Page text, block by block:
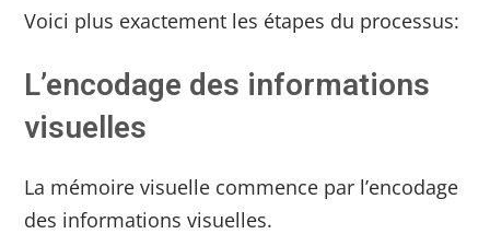
Voici plus exactement les étapes du processus:
L’encodage des informations
visuelles
La mémoire visuelle commence par l’encodage
des informations visuelles.